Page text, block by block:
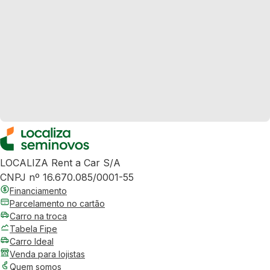
LOCALIZA Rent a Car S/A
CNPJ nº 16.670.085/0001-55
Financiamento
Parcelamento no cartão
Carro na troca
Tabela Fipe
Carro Ideal
Venda para lojistas
Quem somos